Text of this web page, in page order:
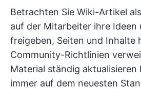
Betrachten Sie Wiki-Artikel
auf der Mitarbeiter ihre Ideen
freigeben, Seiten und Inhalte
Community-Richtlinien
Material ständig aktualisieren
immer auf dem neuesten